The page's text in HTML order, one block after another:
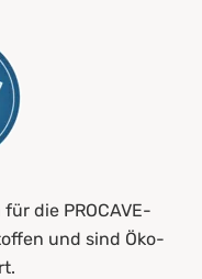
die PROCAVE-
und sind Öko-